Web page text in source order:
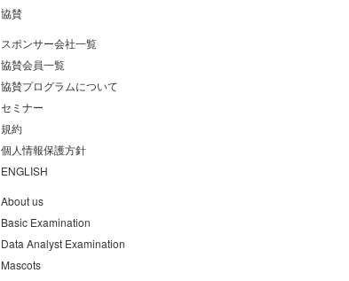
協賛
スポンサー会社一覧
協賛会員一覧
協賛プログラムについて
セミナー
規約
個人情報保護方針
ENGLISH
About us
Basic Examination
Data Analyst Examination
Mascots